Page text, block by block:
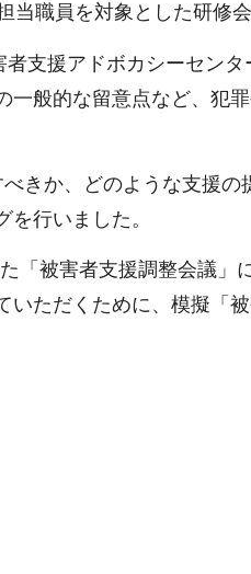
職員を対象とした研修会
支援アドボカシーセンタ
般的な留意点など、犯
きか、どのような支援の
行いました。
「被害者支援調整会議」
ただくために、模擬「